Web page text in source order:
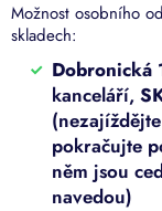
Možnost osobního
skladech:
Dobronická
kanceláří,
pokračujte
něm jsou
navedou)